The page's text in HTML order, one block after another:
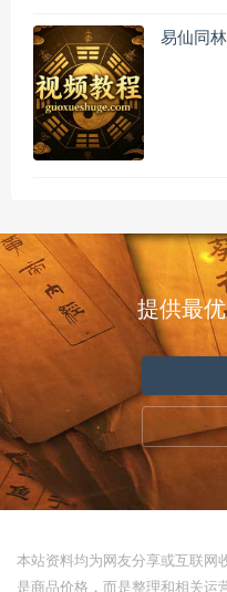
易仙同
提供最
本站资料均为网友分享或互联网
是商品价格，而是整理和相关运